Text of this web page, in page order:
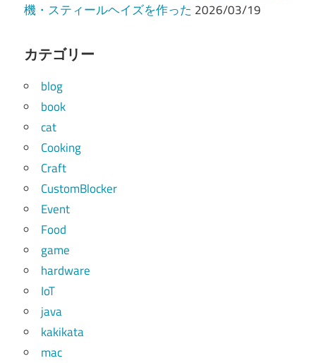
機・スティールヘイズを作った 2026/03/19
カテゴリー
blog
book
cat
Cooking
Craft
CustomBlocker
Event
Food
game
hardware
IoT
java
kakikata
mac